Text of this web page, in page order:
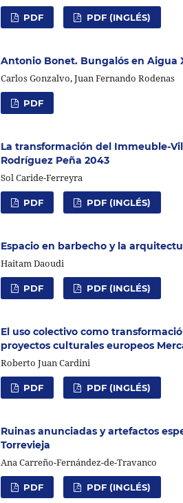
PDF PDF (INGLÉS)
Antonio Bonet. Bungalós en Aigua
Carlos Gonzalvo, Juan Fernando Rodenas
PDF
La transformación del Immeuble-
Rodríguez Peña 2043
Sol Caride-Ferreyra
PDF PDF (INGLÉS)
Espacio en barbecho y la
Haitam Daoudi
PDF PDF (INGLÉS)
El uso colectivo como
proyectos culturales europeos
Roberto Juan Cardini
PDF PDF (INGLÉS)
Ruinas anunciadas y artefactos
Torrevieja
Ana Carreño-Fernández-de-Travanco
PDF PDF (INGLÉS)